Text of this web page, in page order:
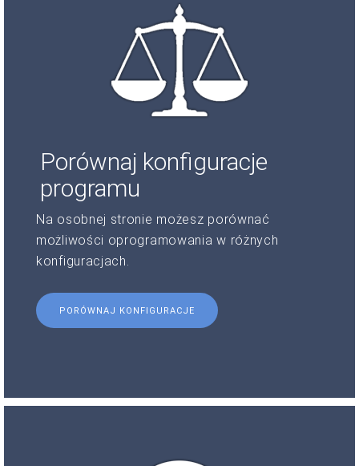
Porównaj konfiguracje
programu
Na osobnej stronie możesz porównać
możliwości oprogramowania w różnych
konfiguracjach.
PORÓWNAJ KONFIGURACJE